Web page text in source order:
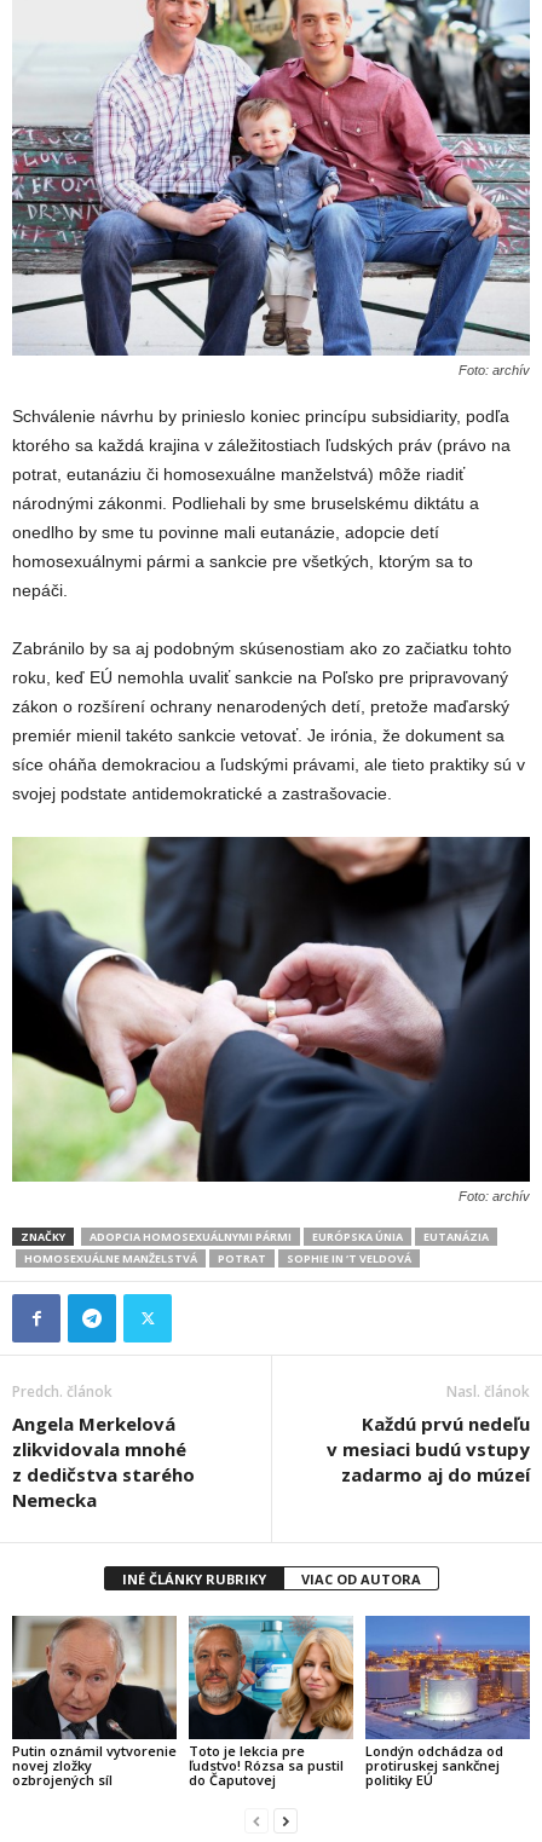
Foto: archív
Schválenie návrhu by prinieslo koniec princípu subsidiarity, podľa
ktorého sa každá krajina v záležitostiach ľudských práv (právo na
potrat, eutanáziu či homosexuálne manželstvá) môže riadiť
národnými zákonmi. Podliehali by sme bruselskému diktátu a
onedlho by sme tu povinne mali eutanázie, adopcie detí
homosexuálnymi pármi a sankcie pre všetkých, ktorým sa to
nepáči.
Zabránilo by sa aj podobným skúsenostiam ako zo začiatku tohto
roku, keď EÚ nemohla uvaliť sankcie na Poľsko pre pripravovaný
zákon o rozšírení ochrany nenarodených detí, pretože maďarský
premiér mienil takéto sankcie vetovať. Je irónia, že dokument sa
síce oháňa demokraciou a ľudskými právami, ale tieto praktiky sú v
svojej podstate antidemokratické a zastrašovacie.
Foto: archív
ZNAČKY ADOPCIA HOMOSEXUÁLNYMI PÁRMI EURÓPSKA ÚNIA
EUTANÁZIA
HOMOSEXUÁLNE MANŽELSTVÁ
POTRAT SOPHIE IN ‘T VELDOVÁ
Predch. článok
Angela Merkelová
zlikvidovala mnohé
z dedičstva starého
Nemecka
Nasl. článok
Každú prvú nedeľu
v mesiaci budú vstupy
zadarmo aj do múzeí
INÉ ČLÁNKY RUBRIKY VIAC OD AUTORA
Putin oznámil vytvorenie
novej zložky
ozbrojených síl
Toto je lekcia pre
ľudstvo! Rózsa sa pustil
do Čaputovej
Londýn odchádza od
protiruskej sankčnej
politiky EÚ